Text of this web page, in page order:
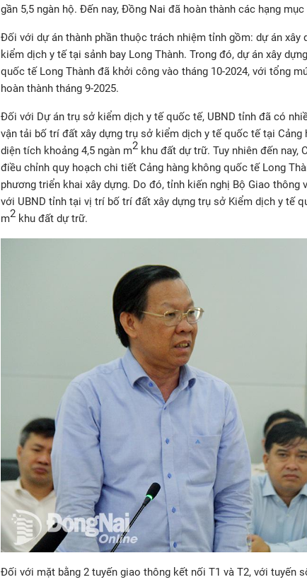
gần 5,5 ngàn hộ. Đến nay, Đồng Nai đã hoàn thành các hạng
Đối với dự án thành phần thuộc trách nhiệm tỉnh gồm: dự án xây
kiểm dịch y tế tại sảnh bay Long Thành. Trong đó, dự án xây
quốc tế Long Thành đã khởi công vào tháng 10-2024, với tổng
hoàn thành tháng 9-2025.
Đối với Dự án trụ sở kiểm dịch y tế quốc tế, UBND tỉnh đã có
vận tải bố trí đất xây dựng trụ sở kiểm dịch y tế quốc tế tại Cảng
diện tích khoảng 4,5 ngàn m2 khu đất dự trữ. Tuy nhiên đến nay,
điều chỉnh quy hoạch chi tiết Cảng hàng không quốc tế Long
phương triển khai xây dựng. Do đó, tỉnh kiến nghị Bộ Giao
với UBND tỉnh tại vị trí bố trí đất xây dựng trụ sở Kiểm dịch y tế
m2 khu đất dự trữ.
Đối với mặt bằng 2 tuyến giao thông kết nối T1 và T2, với tuyến